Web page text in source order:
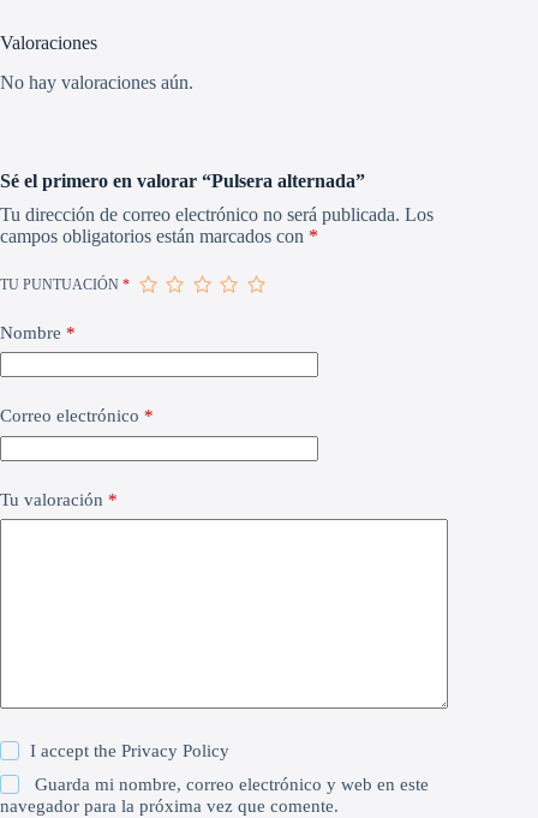
Valoraciones
No hay valoraciones aún.
Sé el primero en valorar “Pulsera alternada”
Tu dirección de correo electrónico no será publicada. Los
campos obligatorios están marcados con *
TU PUNTUACIÓN *
Nombre *
Correo electrónico *
Tu valoración *
I accept thePrivacy Policy
Guarda mi nombre, correo electrónico y web en este
navegador para la próxima vez que comente.